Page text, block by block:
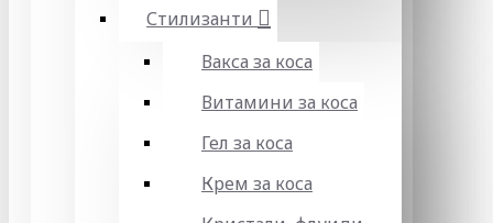
Стилизанти
Вакса за коса
Витамини за коса
Гел за коса
Крем за коса